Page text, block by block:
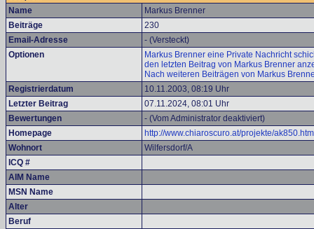
Name
Markus Brenner
Beiträge
230
Email-Adresse
- (Versteckt)
Optionen
Markus Brenner eine Private Nachricht
den letzten Beitrag von Markus Brenner
Nach weiteren Beiträgen von Markus
Registrierdatum
10.11.2003, 08:19 Uhr
Letzter Beitrag
07.11.2024, 08:01 Uhr
Bewertungen
- (Vom Administrator deaktiviert)
Homepage
http://www.chiaroscuro.at/projekte/ak850.htm
Wohnort
Wilfersdorf/A
ICQ #
AIM Name
MSN Name
Alter
Beruf